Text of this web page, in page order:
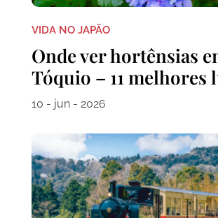
VIDA NO JAPÃO
Onde ver hortênsias
Tóquio – 11 melhores
10 - jun - 2026